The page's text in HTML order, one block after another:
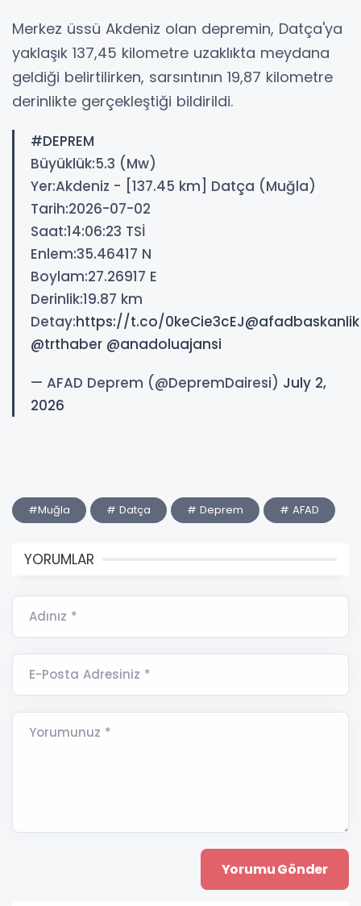
Merkez üssü Akdeniz olan depremin, Datça'ya
yaklaşık 137,45 kilometre uzaklıkta meydana
geldiği belirtilirken, sarsıntının 19,87 kilometre
derinlikte gerçekleştiği bildirildi.
#DEPREM
Büyüklük:5.3 (Mw)
Yer:Akdeniz - [137.45 km] Datça (Muğla)
Tarih:2026-07-02
Saat:14:06:23 TSİ
Enlem:35.46417 N
Boylam:27.26917 E
Derinlik:19.87 km
Detay:https://t.co/0keCie3cEJ@afadbaskanlik
@trthaber @anadoluajansi
— AFAD Deprem (@DepremDairesi) July 2,
2026
#Muğla # Datça # Deprem # AFAD
YORUMLAR
Adınız *
E-Posta Adresiniz *
Yorumunuz *